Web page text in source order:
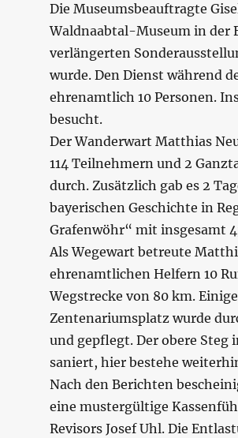
Die Museumsbeauftragte
Waldnaabtal-Museum in der
verlängerten
wurde. Den Dienst während
ehrenamtlich 10 Personen.
besucht.
Der Wanderwart Matthias
114 Teilnehmern und 2
durch. Zusätzlich gab es 2
bayerischen Geschichte in
Grafenwöhr“ mit insgesamt
Als Wegewart betreute
ehrenamtlichen Helfern 10
Wegstrecke von 80 km.
Zentenariumsplatz wurde
und gepflegt. Der obere Steg
saniert, hier bestehe
Nach den Berichten
eine mustergültige
Revisors Josef Uhl. Die